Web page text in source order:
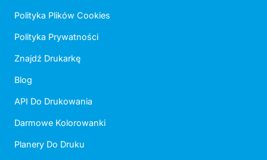
Polityka Plików Cookies
Polityka Prywatności
Znajdź Drukarkę
Blog
API Do Drukowania
Darmowe Kolorowanki
Planery Do Druku